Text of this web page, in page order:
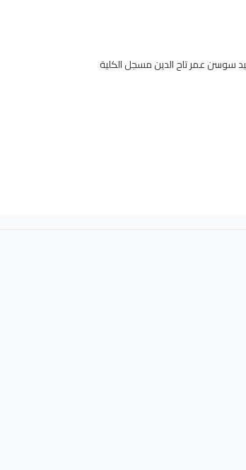
سوسن عمر تاح الدين مسجل الكلية